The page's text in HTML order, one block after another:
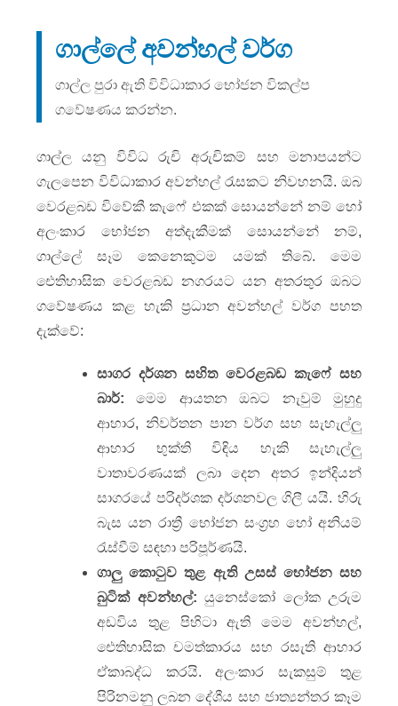
ගාල්ලේ අවන්හල් වර්ග
ගාල්ල පුරා ඇති විවිධාකාර භෝජන විකල්ප
ගවේෂණය කරන්න.
ගාල්ල යනු විවිධ රුචි අරුචිකම් සහ මනාපයන්ට
ගැලපෙන විවිධාකාර අවන්හල් රැසකට නිවහනයි. ඔබ
වෙරළබඩ විවේකී කැෆේ එකක් සොයන්නේ නම් හෝ
අලංකාර භෝජන අත්දැකීමක් සොයන්නේ නම්,
ගාල්ලේ සෑම කෙනෙකුටම යමක් තිබේ. මෙම
ඓතිහාසික වෙරළබඩ නගරයට යන අතරතුර ඔබට
ගවේෂණය කළ හැකි ප්‍රධාන අවන්හල් වර්ග පහත
දැක්වේ:
සාගර දර්ශන සහිත වෙරළබඩ කැෆේ සහ
බාර්: මෙම ආයතන ඔබට නැවුම් මුහුදු
ආහාර, නිවර්තන පාන වර්ග සහ සැහැල්ලු
ආහාර භුක්ති විඳිය හැකි සැහැල්ලු
වාතාවරණයක් ලබා දෙන අතර ඉන්දියන්
සාගරයේ පරිදර්ශක දර්ශනවල ගිලී යයි. හිරු
බැස යන රාත්‍රී භෝජන සංග්‍රහ හෝ අනියම්
රැස්වීම් සඳහා පරිපූර්ණයි.
ගාලු කොටුව තුළ ඇති උසස් භෝජන සහ
බුටික් අවන්හල්: යුනෙස්කෝ ලෝක උරුම
අඩවිය තුළ පිහිටා ඇති මෙම අවන්හල්,
ඓතිහාසික චමත්කාරය සහ රසැති ආහාර
ඒකාබද්ධ කරයි. අලංකාර සැකසුම් තුළ
පිරිනමනු ලබන දේශීය සහ ජාත්‍යන්තර කෑම